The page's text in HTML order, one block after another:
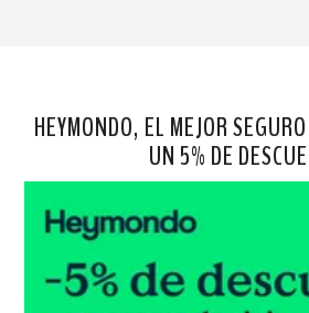
HEYMONDO, EL MEJOR
UN 5% DE